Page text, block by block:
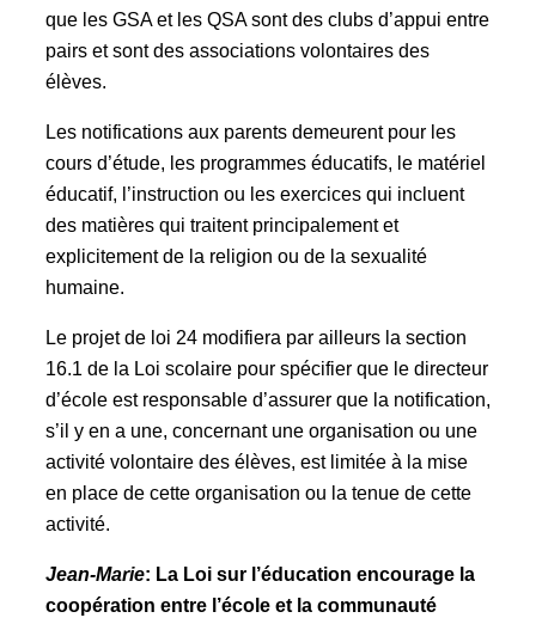
que les GSA et les QSA sont des clubs d’appui entre
pairs et sont des associations volontaires des
élèves.
Les notifications aux parents demeurent pour les
cours d’étude, les programmes éducatifs, le matériel
éducatif, l’instruction ou les exercices qui incluent
des matières qui traitent principalement et
explicitement de la religion ou de la sexualité
humaine.
Le projet de loi 24 modifiera par ailleurs la section
16.1 de la Loi scolaire pour spécifier que le directeur
d’école est responsable d’assurer que la notification,
s’il y en a une, concernant une organisation ou une
activité volontaire des élèves, est limitée à la mise
en place de cette organisation ou la tenue de cette
activité.
Jean-Marie: La Loi sur l’éducation encourage la
coopération entre l’école et la communauté